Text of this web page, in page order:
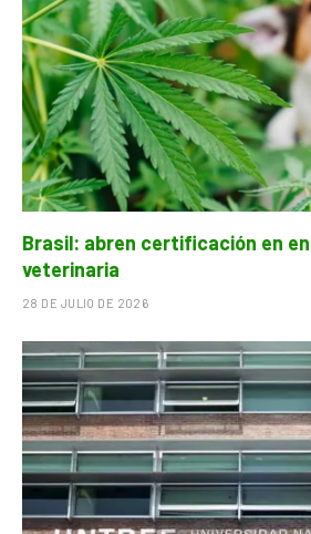
Brasil: abren certificación en
veterinaria
28 DE JULIO DE 2026